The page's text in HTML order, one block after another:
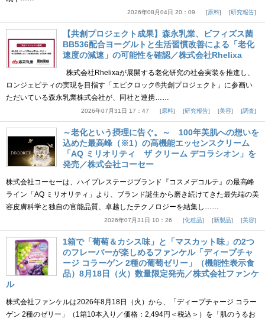
2026年08月04日 20：09 原料 研究報告
【共創プロジェクト成果】森永乳業、ビフィズス菌
BB536配合ヨーグルトと生活習慣改善による「老化
速度の減速」の可能性を確認／株式会社Rhelixa
株式会社Rhelixaが展開する老化研究の社会実装を推進し、
ロンジェビティの実現を目指す「エピクロック®共創プロジェクト」に参画い
ただいている森永乳業株式会社が、同社と連携……
2026年07月31日 17：47 原料 研究報告 美容 調査
～老化という摂理に告ぐ。～ 100年美肌への想いを
込めた最高峰（※1）の高機能エッセンスクリーム
「AQ ミリオリティ ザ クリーム デコラシオン」を
発売／株式会社コーセー
株式会社コーセーは、ハイプレステージブランド『コスメデコルテ』の最高峰
ライン「AQ ミリオリティ」より、ブランド誕生から磨き続けてきた最先端の美
容皮膚科学と独自の官能品質、卓越したテクノロジーを結集し……
2026年07月31日 10：26 化粧品 新製品 美容
1箱で「葡萄＆カシス味」と「マスカット味」の2つ
のフレーバーが楽しめるファンケル「ディープチャ
ージ コラーゲン 2種の葡萄ゼリー」（機能性表示食
品）8月18日（火）数量限定発売／株式会社ファンケ
ル
株式会社ファンケルは2026年8月18日（火）から、「ディープチャージ コラー
ゲン 2種のゼリー」（1箱10本入り／価格：2,494円＜税込＞）を「肌のうるお